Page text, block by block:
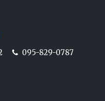
焼き居酒屋
095-829-0787